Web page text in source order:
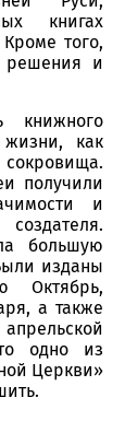
книгах
того,
решения и
книжного
жизни, как
получили
и
большую
изданы
Октябрь,
а также
одно из
Церкви»